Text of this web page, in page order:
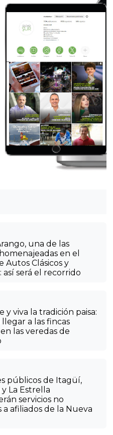
Next
una de las
en el
Autos Clásicos y
así será el recorrido
y viva la tradición paisa:
a las fincas
las veredas de
públicos de Itagüí,
La Estrella
servicios no
afiliados de la Nueva